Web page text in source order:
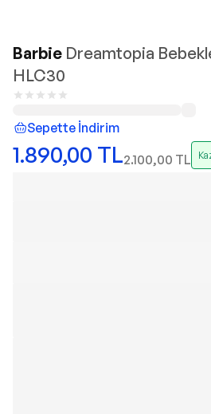
Barbie Dreamtopia
HLC30
Sepette İndirim
1.890,00 TL2.100,00 TL